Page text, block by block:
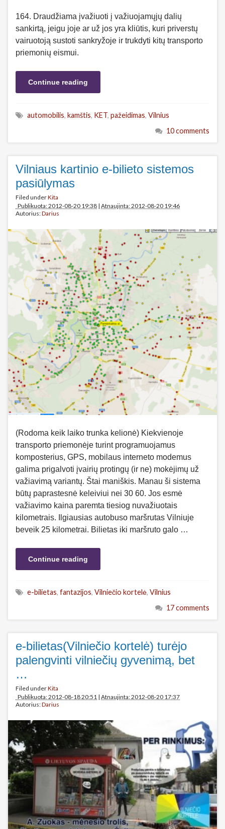
164. Draudžiama įvažiuoti į važiuojamųjų dalių
sankirtą, jeigu joje ar už jos yra kliūtis, kuri priverstų
vairuotoją sustoti sankryžoje ir trukdyti kitų transporto
priemonių eismui.
Continue reading
automobilis, kamštis, KET, pažeidimas, Vilnius
10 comments
Vilniaus kartinio e-bilieto sistemos
pasiūlymas
Filed underKita
Publikuota: 2012-08-20 19:38 | Atnaujinta: 2012-08-20 19:46
Autorius:Darius
(Rodoma keik laiko trunka kelionė) Kiekvienoje
transporto priemonėje turint programuojamus
komposterius, GPS, mobilaus interneto modemus
galima prigalvoti įvairių protingų (ir ne) mokėjimų už
važiavimą variantų. Štai maniškis. Manau ši sistema
būtų paprastesnė keleiviui nei 30 60. Jos esmė
važiavimo kaina paremta tiesiog nuvažiuotais
kilometrais. Ilgiausias autobuso maršrutas Vilniuje
beveik 25 kilometrai. Bilietas iki maršruto galo …
Continue reading
e-bilietas, fantazijos, Vilniečio kortelė, Vilnius
17 comments
e-bilietas(Vilniečio kortelė) turėjo
palengvinti vilniečių gyvenimą, bet
…
Filed underKita
Publikuota: 2012-08-18 20:51 | Atnaujinta: 2012-08-20 17:37
Autorius:Darius